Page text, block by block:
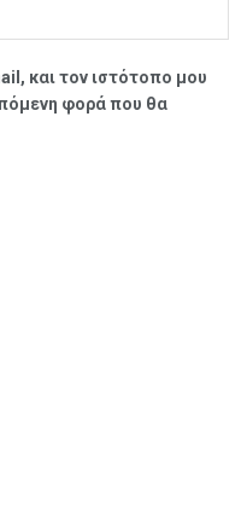
και τον ιστότοπο μου
φορά που θα